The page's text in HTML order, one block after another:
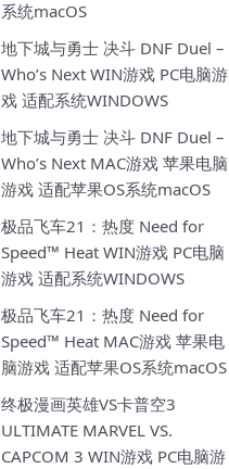
系统macOS
地下城与勇士 决斗 DNF Duel –
Who’s Next WIN游戏 PC电脑游
戏 适配系统WINDOWS
地下城与勇士 决斗 DNF Duel –
Who’s Next MAC游戏 苹果电脑
游戏 适配苹果OS系统macOS
极品飞车21：热度 Need for
Speed™ Heat WIN游戏 PC电脑
游戏 适配系统WINDOWS
极品飞车21：热度 Need for
Speed™ Heat MAC游戏 苹果电
脑游戏 适配苹果OS系统macOS
终极漫画英雄VS卡普空3
ULTIMATE MARVEL VS.
CAPCOM 3 WIN游戏 PC电脑游